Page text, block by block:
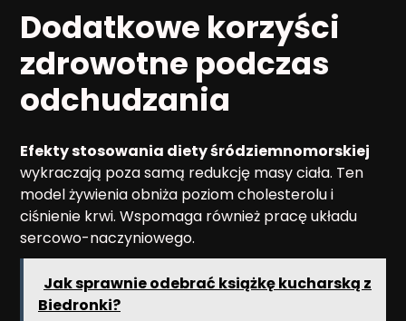
Dodatkowe korzyści
zdrowotne podczas
odchudzania
Efekty stosowania diety śródziemnomorskiej
wykraczają poza samą redukcję masy ciała. Ten
model żywienia obniża poziom cholesterolu i
ciśnienie krwi. Wspomaga również pracę układu
sercowo-naczyniowego.
Jak sprawnie odebrać książkę kucharską z
Biedronki?